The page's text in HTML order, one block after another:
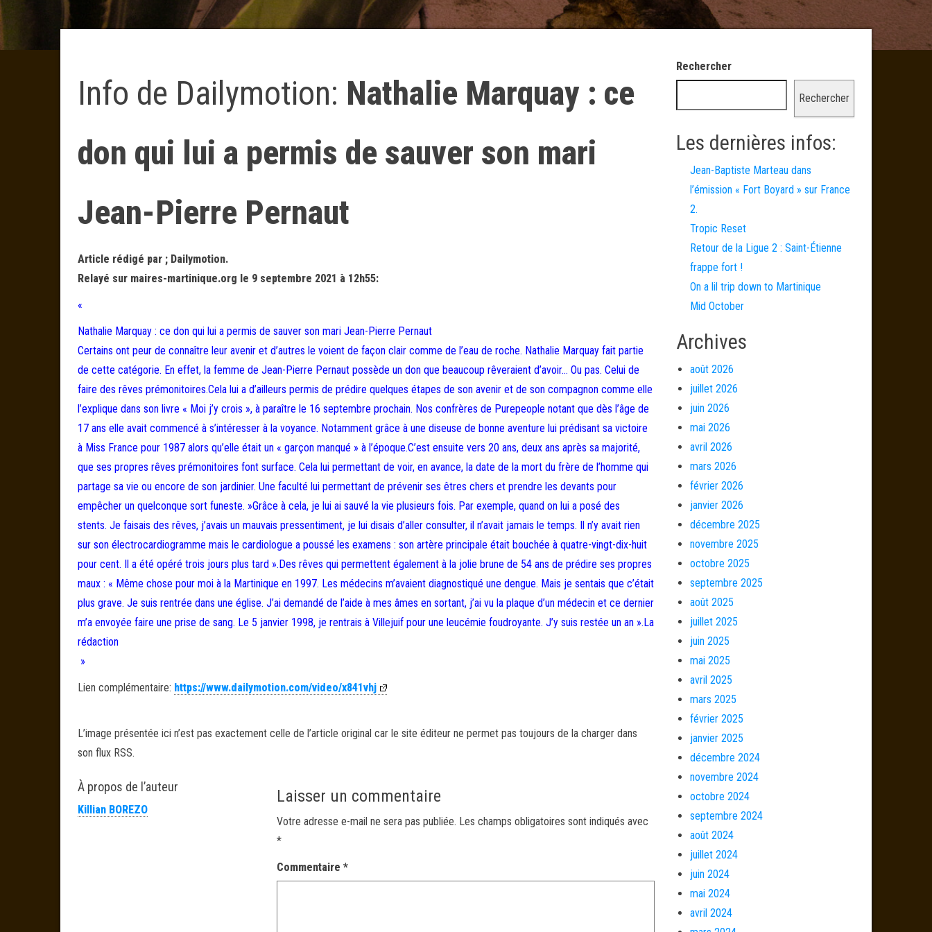
Info de Dailymotion: Nathalie Marquay : ce
don qui lui a permis de sauver son mari
Jean-Pierre Pernaut
Article rédigé par ; Dailymotion.
Relayé sur maires-martinique.org le 9 septembre 2021 à 12h55:
«
Nathalie Marquay : ce don qui lui a permis de sauver son mari Jean-Pierre Pernaut
Certains ont peur de connaître leur avenir et d’autres le voient de façon clair comme de l’eau de roche. Nathalie Marquay fait partie
de cette catégorie. En effet, la femme de Jean-Pierre Pernaut possède un don que beaucoup rêveraient d’avoir… Ou pas. Celui de
faire des rêves prémonitoires.Cela lui a d’ailleurs permis de prédire quelques étapes de son avenir et de son compagnon comme elle
l’explique dans son livre « Moi j’y crois », à paraître le 16 septembre prochain. Nos confrères de Purepeople notant que dès l’âge de
17 ans elle avait commencé à s’intéresser à la voyance. Notamment grâce à une diseuse de bonne aventure lui prédisant sa victoire
à Miss France pour 1987 alors qu’elle était un « garçon manqué » à l’époque.C’est ensuite vers 20 ans, deux ans après sa majorité,
que ses propres rêves prémonitoires font surface. Cela lui permettant de voir, en avance, la date de la mort du frère de l’homme qui
partage sa vie ou encore de son jardinier. Une faculté lui permettant de prévenir ses êtres chers et prendre les devants pour
empêcher un quelconque sort funeste. »Grâce à cela, je lui ai sauvé la vie plusieurs fois. Par exemple, quand on lui a posé des
stents. Je faisais des rêves, j’avais un mauvais pressentiment, je lui disais d’aller consulter, il n’avait jamais le temps. Il n’y avait rien
sur son électrocardiogramme mais le cardiologue a poussé les examens : son artère principale était bouchée à quatre-vingt-dix-huit
pour cent. Il a été opéré trois jours plus tard ».Des rêves qui permettent également à la jolie brune de 54 ans de prédire ses propres
maux : « Même chose pour moi à la Martinique en 1997. Les médecins m’avaient diagnostiqué une dengue. Mais je sentais que c’était
plus grave. Je suis rentrée dans une église. J’ai demandé de l’aide à mes âmes en sortant, j’ai vu la plaque d’un médecin et ce dernier
m’a envoyée faire une prise de sang. Le 5 janvier 1998, je rentrais à Villejuif pour une leucémie foudroyante. J’y suis restée un an ».La
rédaction
»
Lien complémentaire: https://www.dailymotion.com/video/x841vhj
L’image présentée ici n’est pas exactement celle de l’article original car le site éditeur ne permet pas toujours de la charger dans
son flux RSS.
À propos de l’auteur
Killian BOREZO
Laisser un commentaire
Votre adresse e-mail ne sera pas publiée. Les champs obligatoires sont indiqués avec
*
Commentaire*
Rechercher
Rechercher
Les dernières infos:
Jean-Baptiste Marteau dans
l’émission « Fort Boyard » sur France
2.
Tropic Reset
Retour de la Ligue 2 : Saint-Étienne
frappe fort !
On a lil trip down to Martinique
Mid October
Archives
août 2026
juillet 2026
juin 2026
mai 2026
avril 2026
mars 2026
février 2026
janvier 2026
décembre 2025
novembre 2025
octobre 2025
septembre 2025
août 2025
juillet 2025
juin 2025
mai 2025
avril 2025
mars 2025
février 2025
janvier 2025
décembre 2024
novembre 2024
octobre 2024
septembre 2024
août 2024
juillet 2024
juin 2024
mai 2024
avril 2024